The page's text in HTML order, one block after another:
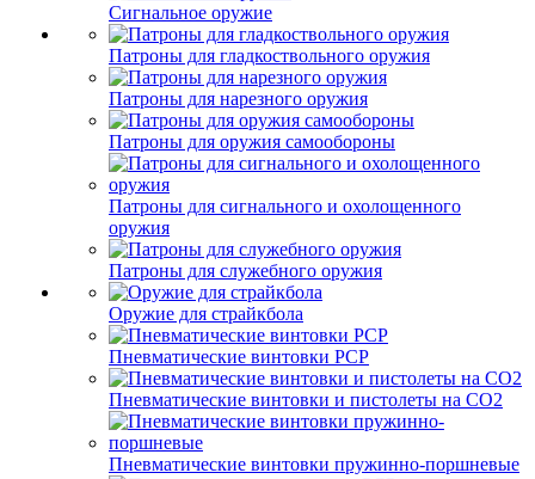
Сигнальное оружие
Патроны для гладкоствольного оружия
Патроны для нарезного оружия
Патроны для оружия самообороны
Патроны для сигнального и охолощенного
оружия
Патроны для служебного оружия
Оружие для страйкбола
Пневматические винтовки PCP
Пневматические винтовки и пистолеты на CO2
Пневматические винтовки пружинно-поршневые